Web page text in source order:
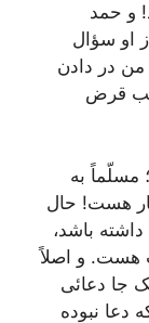
و حمد
او سؤال
در دادن
قرض
مسلّماً به
هست! حال
باشد،
هست. و اصلاً
جا دعائی
دعا نبوده